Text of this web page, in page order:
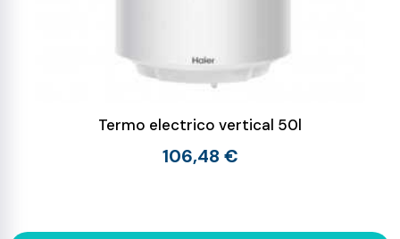
Termo electrico vertical 50l
106,48 €